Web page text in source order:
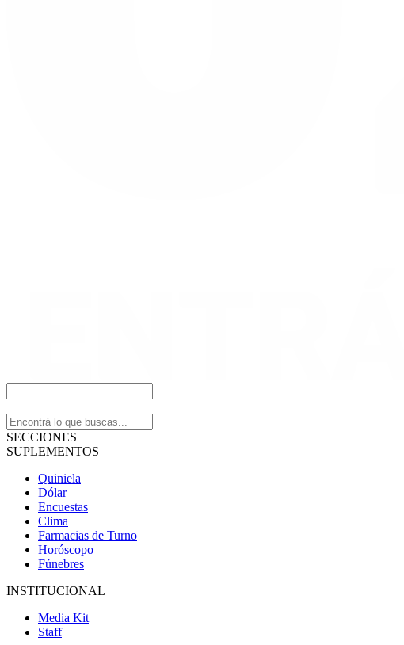
SECCIONES
SUPLEMENTOS
Quiniela
Dólar
Encuestas
Clima
Farmacias de Turno
Horóscopo
Fúnebres
INSTITUCIONAL
Media Kit
Staff